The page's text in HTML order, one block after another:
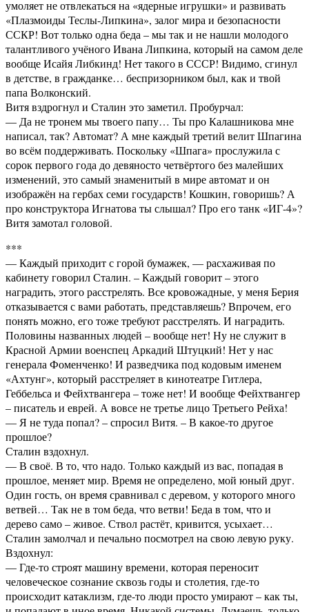
умоляет не отвлекаться на «ядерные игрушки» и развивать
«Плазмоиды Теслы-Липкина», залог мира и безопасности
ССКР! Вот только одна беда – мы так и не нашли молодого
талантливого учёного Ивана Липкина, который на самом деле
вообще Исайя Либкинд! Нет такого в СССР! Видимо, сгинул
в детстве, в гражданке… беспризорником был, как и твой
папа Волконский.
Витя вздрогнул и Сталин это заметил. Пробурчал:
— Да не тронем мы твоего папу… Ты про Калашникова мне
написал, так? Автомат? А мне каждый третий велит Шпагина
во всём поддерживать. Поскольку «Шпага» прослужила с
сорок первого года до девяносто четвёртого без малейших
изменений, это самый знаменитый в мире автомат и он
изображён на гербах семи государств! Кошкин, говоришь? А
про конструктора Игнатова ты слышал? Про его танк «ИГ-4»?
Витя замотал головой.
***
— Каждый приходит с горой бумажек, — расхаживая по
кабинету говорил Сталин. – Каждый говорит – этого
наградить, этого расстрелять. Все кровожадные, у меня Берия
отказывается с вами работать, представляешь? Впрочем, его
понять можно, его тоже требуют расстрелять. И наградить.
Половины названных людей – вообще нет! Ну не служит в
Красной Армии военспец Аркадий Штуцкий! Нет у нас
генерала Фоменченко! И разведчика под кодовым именем
«Ахтунг», который расстреляет в кинотеатре Гитлера,
Геббельса и Фейхтвангера – тоже нет! И вообще Фейхтвангер
– писатель и еврей. А вовсе не третье лицо Третьего Рейха!
— Я не туда попал? – спросил Витя. – В какое-то другое
прошлое?
Сталин вздохнул.
— В своё. В то, что надо. Только каждый из вас, попадая в
прошлое, меняет мир. Время не определено, мой юный друг.
Один гость, он время сравнивал с деревом, у которого много
ветвей… Так не в том беда, что ветви! Беда в том, что и
дерево само – живое. Ствол растёт, кривится, усыхает…
Сталин замолчал и печально посмотрел на свою левую руку.
Вздохнул:
— Где-то строят машину времени, которая переносит
человеческое сознание сквозь годы и столетия, где-то
происходит катаклизм, где-то люди просто умирают – как ты,